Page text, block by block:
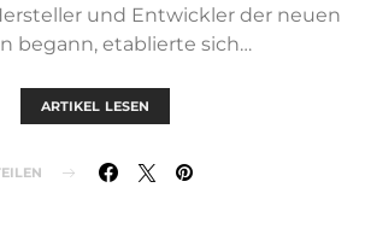
und Entwickler der neuen
begann, etablierte sich…
ARTIKEL LESEN